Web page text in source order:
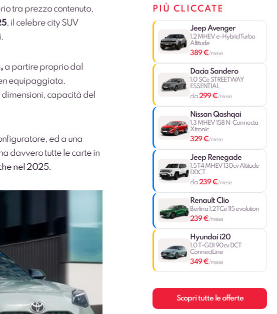
tra prezzo contenuto,
, il celebre city SUV
i.
a partire proprio dal
equipaggiata.
dimensioni, capacità del
ed a una
davvero tutte le carte in
nel 2025.
PIÙ CLICCATE
Jeep Avenger
1.2 MHEV e-Hybrid Turbo
Altitude
389 €/mese
Dacia Sandero
1.0 SCe STREETWAY
ESSENTIAL
da299 €/mese
Nissan Qashqai
1.3 MHEV 158 N-Connecta
Xtronic
329 €/mese
Jeep Renegade
1.5 T4 MHEV 130cv Altitude
DDCT
da239 €/mese
Renault Clio
Berlina 1.2 TCe 115 evolution
239 €/mese
Hyundai i20
1.0 T-GDI 90cv DCT
ConnectLine
349 €/mese
Scopri tutte le offerte